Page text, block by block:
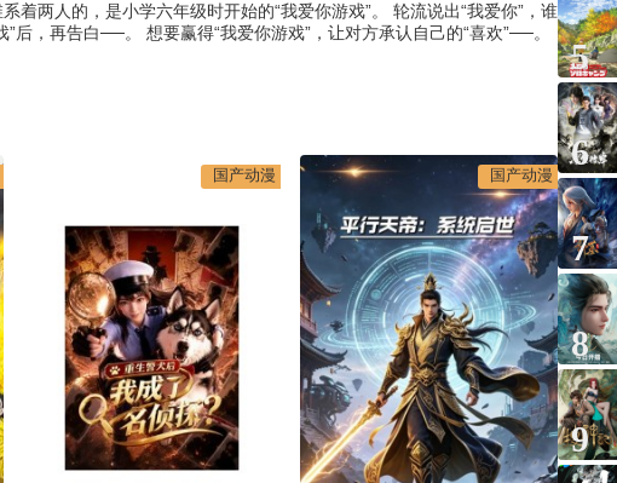
两人的，是小学六年级时开始的“我爱你游戏”。 轮流说出“我爱你”，谁
，再告白──。 想要赢得“我爱你游戏”，让对方承认自己的“喜欢”──。
国产动漫 国产动漫
5
6
7
8
9